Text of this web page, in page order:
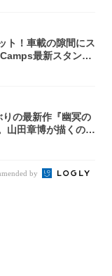
ト！車載の隙間にス
最新スタンド
りの最新作『幽冥の
山田章博が描くのは
by